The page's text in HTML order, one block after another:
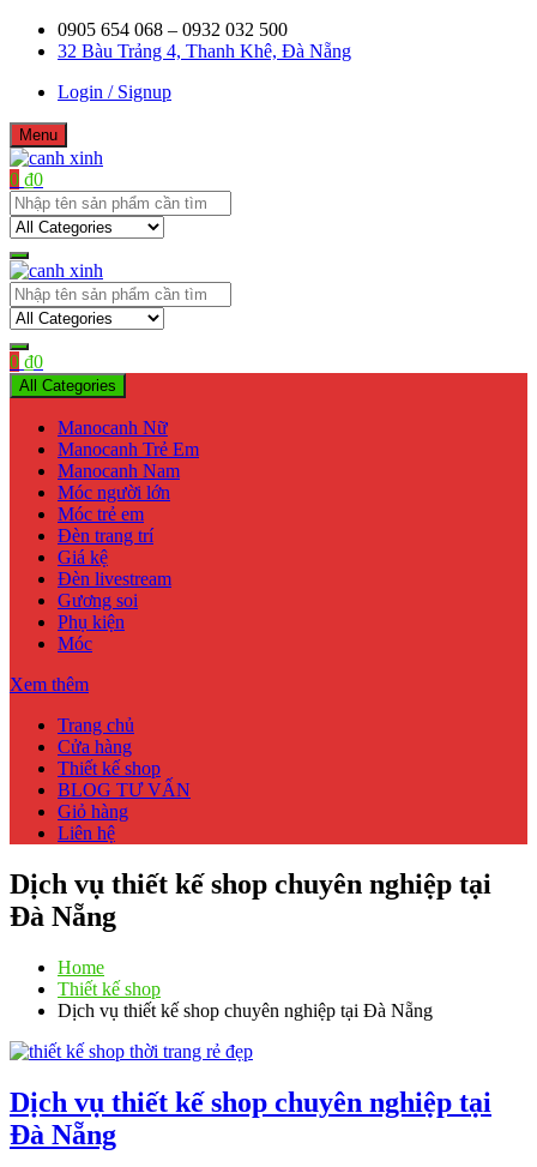
Skip
0905 654 068 – 0932 032 500
32 Bàu Trảng 4, Thanh Khê, Đà Nẵng
Login / Signup
Menu
canh xinh
Shop bán manơcanh, phụ kiện mở shop
0 ₫0
canh xinh
Shop bán manơcanh, phụ kiện mở shop
0 ₫0
All Categories
Manocanh Nữ
Manocanh Trẻ Em
Manocanh Nam
Móc người lớn
Móc trẻ em
Đèn trang trí
Giá kệ
Đèn livestream
Gương soi
Phụ kiện
Móc
Xem thêm
Trang chủ
Cửa hàng
Thiết kế shop
BLOG TƯ VẤN
Giỏ hàng
Liên hệ
Dịch vụ thiết kế shop chuyên nghiệp tại
Đà Nẵng
Home
Thiết kế shop
Dịch vụ thiết kế shop chuyên nghiệp tại Đà Nẵng
Dịch vụ thiết kế shop chuyên nghiệp tại
Đà Nẵng